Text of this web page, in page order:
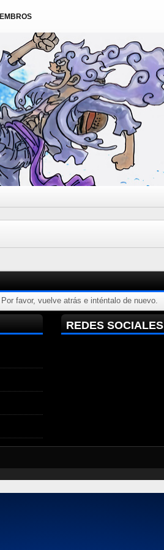
favor, vuelve atrás e inténtalo de nuevo.
REDES SOCIALES